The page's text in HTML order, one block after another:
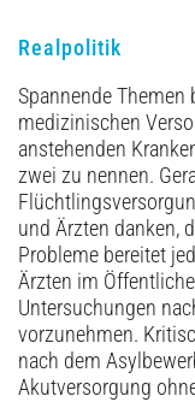
Realpolitik
Spannende
medizinischen
anstehenden
zwei zu nennen.
und Ärzten danken,
Probleme bereitet
Ärzten im
Untersuchungen
vorzunehmen.
nach dem
Akutversorgung